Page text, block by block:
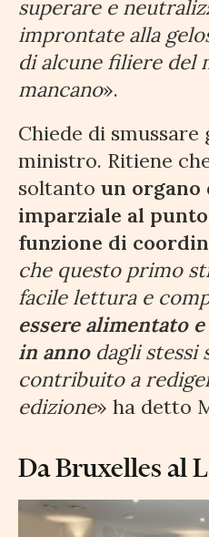
superare e
improntate alla
di alcune filiere del
mancano».
Chiede di
ministro. Ritiene
soltanto un organo
imparziale al
funzione di
che questo primo
facile lettura e
essere alimentato
in anno dagli stessi
contribuito a
edizione» ha detto
Da Bruxelles al